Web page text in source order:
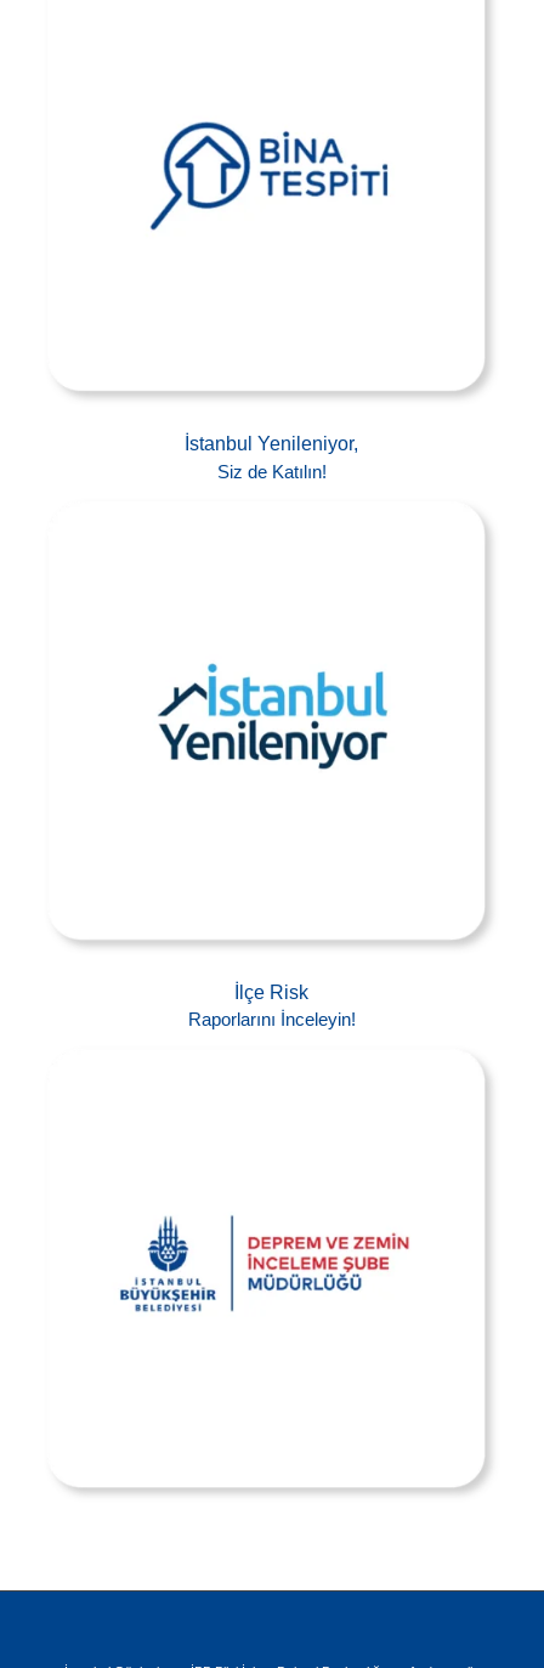
İstanbul Yenileniyor,
Siz de Katılın!
İlçe Risk
Raporlarını İnceleyin!